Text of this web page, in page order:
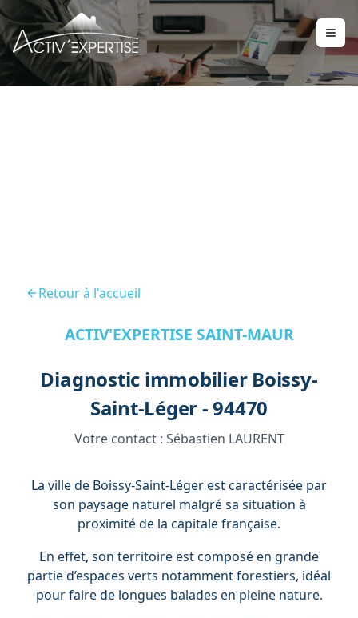
Retour à l'accueil
ACTIV'EXPERTISE SAINT-MAUR
Diagnostic immobilier Boissy-
Saint-Léger - 94470
Votre contact : Sébastien LAURENT
La ville de Boissy-Saint-Léger est caractérisée par
son paysage naturel malgré sa situation à
proximité de la capitale française.
En effet, son territoire est composé en grande
partie d’espaces verts notamment forestiers, idéal
pour faire de longues balades en pleine nature.